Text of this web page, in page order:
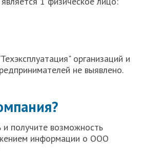
организаций и
не выявлено.
и получите возможность
информации о ООО